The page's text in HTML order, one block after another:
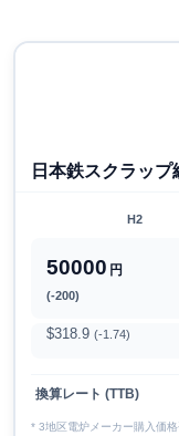
日本鉄スクラップ
H2
50000 円
(-200)
$318.9 (-1.74)
換算レート (TTB)
* 3地区電炉メーカー購入価格